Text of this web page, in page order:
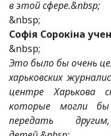
в этой сфере.&nbsp;
&nbsp;
Софія Сорокіна
&nbsp;
Это было бы очень
харьковских
центре Харькова
которые могли
передать